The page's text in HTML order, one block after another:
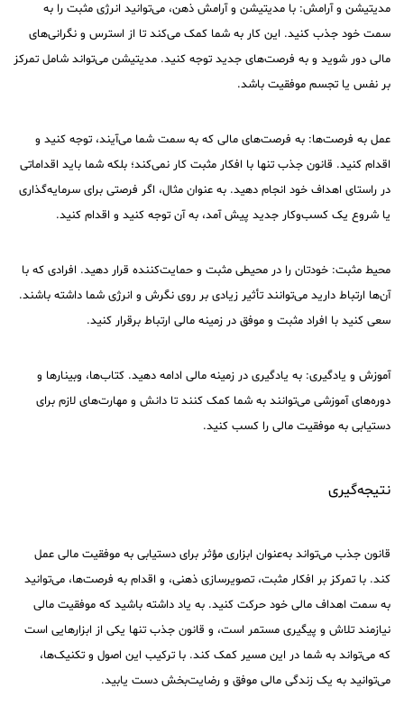
مدیتیشن و آرامش: با مدیتیشن و آرامش ذهن، می‌توانید انرژی مثبت را به
سمت خود جذب کنید. این کار به شما کمک می‌کند تا از استرس و نگرانی‌های
مالی دور شوید و به فرصت‌های جدید توجه کنید. مدیتیشن می‌تواند شامل تمرکز
بر نفس یا تجسم موفقیت باشد.
عمل به فرصت‌ها: به فرصت‌های مالی که به سمت شما می‌آیند، توجه کنید و
اقدام کنید. قانون جذب تنها با افکار مثبت کار نمی‌کند؛ بلکه شما باید اقداماتی
در راستای اهداف خود انجام دهید. به عنوان مثال، اگر فرصتی برای سرمایه‌گذاری
یا شروع یک کسب‌وکار جدید پیش آمد، به آن توجه کنید و اقدام کنید.
محیط مثبت: خودتان را در محیطی مثبت و حمایت‌کننده قرار دهید. افرادی که با
آن‌ها ارتباط دارید می‌توانند تأثیر زیادی بر روی نگرش و انرژی شما داشته باشند.
سعی کنید با افراد مثبت و موفق در زمینه مالی ارتباط برقرار کنید.
آموزش و یادگیری: به یادگیری در زمینه مالی ادامه دهید. کتاب‌ها، وبینارها و
دوره‌های آموزشی می‌توانند به شما کمک کنند تا دانش و مهارت‌های لازم برای
دستیابی به موفقیت مالی را کسب کنید.
نتیجه‌گیری
قانون جذب می‌تواند به‌عنوان ابزاری مؤثر برای دستیابی به موفقیت مالی عمل
کند. با تمرکز بر افکار مثبت، تصویرسازی ذهنی، و اقدام به فرصت‌ها، می‌توانید
به سمت اهداف مالی خود حرکت کنید. به یاد داشته باشید که موفقیت مالی
نیازمند تلاش و پیگیری مستمر است، و قانون جذب تنها یکی از ابزارهایی است
که می‌تواند به شما در این مسیر کمک کند. با ترکیب این اصول و تکنیک‌ها،
می‌توانید به یک زندگی مالی موفق و رضایت‌بخش دست یابید.